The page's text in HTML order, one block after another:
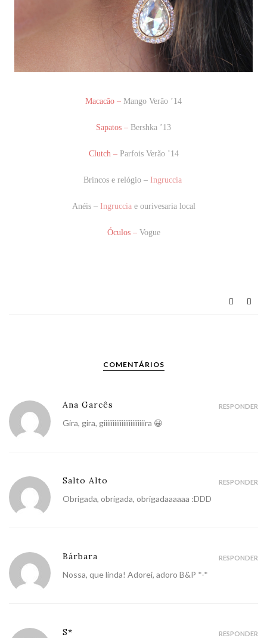
Macacão – Mango Verão ’14
Sapatos – Bershka ’13
Clutch – Parfois Verão ’14
Brincos e relógio – Ingruccia
Anéis –Ingrucciae ourivesaria local
Óculos –Vogue
COMENTÁRIOS
Ana Garcês
Gira, gira, giiiiiiiiiiiiiiiiiiiiiiira 😀
RESPONDER
Salto Alto
Obrigada, obrigada, obrigadaaaaaa :DDD
RESPONDER
Bárbara
Nossa, que linda! Adorei, adoro B&P *-*
RESPONDER
S* RESPONDER